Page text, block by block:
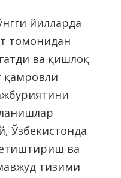
йилларда
томонидан
ва қишлоқ
қамровли
Ўзбекистонда
ва
тизими